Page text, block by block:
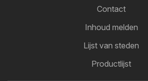
Contact
Inhoud melden
Lijst van steden
Productlijst